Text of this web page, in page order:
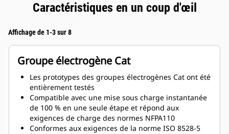
Caractéristiques en un coup d'œil
Affichage de 1-3 sur 8
Groupe électrogène Cat
Les prototypes des groupes électrogènes Cat ont été
entièrement testés
Compatible avec une mise sous charge instantanée
de 100 % en une seule étape et répond aux
exigences de charge des normes NFPA110
Conformes aux exigences de la norme ISO 8528-5